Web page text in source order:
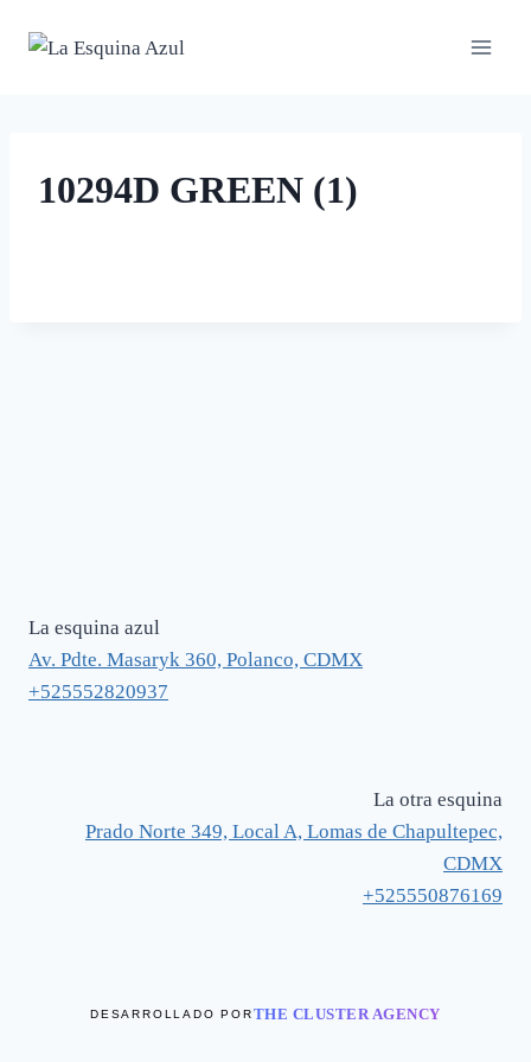
10294D GREEN (1)
La esquina azul
Av. Pdte. Masaryk 360, Polanco, CDMX
+525552820937
La otra esquina
Prado Norte 349, Local A, Lomas de Chapultepec,
CDMX
+525550876169
DESARROLLADO PORTHE CLUSTER AGENCY